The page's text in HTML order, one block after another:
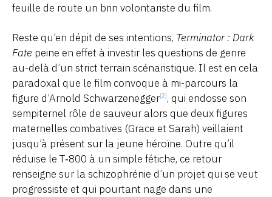
feuille de route un brin volontariste du film.
Reste qu’en dépit de ses intentions, Terminator : Dark
Fate peine en effet à investir les questions de genre
au-delà d’un strict terrain scénaristique. Il est en cela
paradoxal que le film convoque à mi-parcours la
figure d’Arnold Schwarzenegger[2], qui endosse son
sempiternel rôle de sauveur alors que deux figures
maternelles combatives (Grace et Sarah) veillaient
jusqu’à présent sur la jeune héroïne. Outre qu’il
réduise le T‑800 à un simple fétiche, ce retour
renseigne sur la schizophrénie d’un projet qui se veut
progressiste et qui pourtant nage dans une